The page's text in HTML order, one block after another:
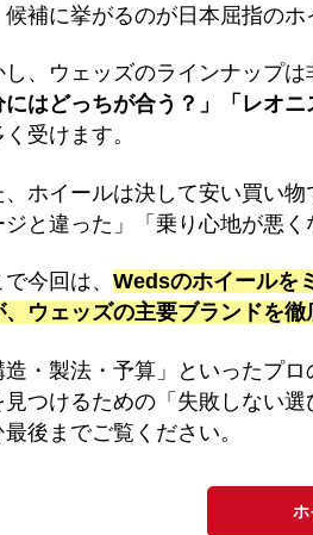
候補に挙がるのが日本屈指の
し、ウェッズのラインナップは
にはどっちが合う？」「レオニ
く受けます。
、ホイールは決して安い買い
ジと違った」「乗り心地が悪
今回は、 Wedsのホイールを
、ウェッズの主要ブランドを徹
造・製法・予算」といったプ
見つけるための「失敗しない選
後までご覧ください。
ホ